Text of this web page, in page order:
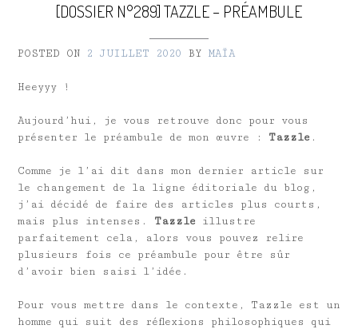
[DOSSIER N°289] TAZZLE – PRÉAMBULE
POSTED ON 2 JUILLET 2020 BY MAÏA
Heeyyy !
Aujourd’hui, je vous retrouve donc pour vous
présenter le préambule de mon œuvre : Tazzle .
Comme je l’ai dit dans mon dernier article sur
le changement de la ligne éditoriale du blog,
j’ai décidé de faire des articles plus courts,
mais plus intenses. Tazzle illustre
parfaitement cela, alors vous pouvez relire
plusieurs fois ce préambule pour être sûr
d’avoir bien saisi l’idée.
Pour vous mettre dans le contexte, Tazzle est un
homme qui suit des réflexions philosophiques qui